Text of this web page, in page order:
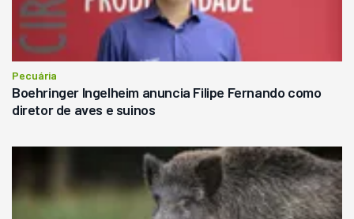
Pecuária
Boehringer Ingelheim anuncia Filipe Fernando como
diretor de aves e suinos